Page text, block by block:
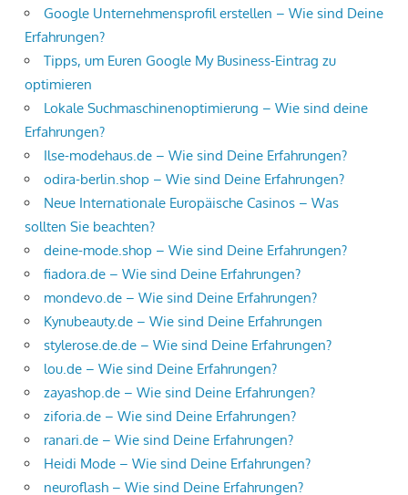
Google Unternehmensprofil erstellen – Wie sind Deine
Erfahrungen?
Tipps, um Euren Google My Business-Eintrag zu
optimieren
Lokale Suchmaschinenoptimierung – Wie sind deine
Erfahrungen?
Ilse-modehaus.de – Wie sind Deine Erfahrungen?
odira-berlin.shop – Wie sind Deine Erfahrungen?
Neue Internationale Europäische Casinos – Was
sollten Sie beachten?
deine-mode.shop – Wie sind Deine Erfahrungen?
fiadora.de – Wie sind Deine Erfahrungen?
mondevo.de – Wie sind Deine Erfahrungen?
Kynubeauty.de – Wie sind Deine Erfahrungen
stylerose.de.de – Wie sind Deine Erfahrungen?
lou.de – Wie sind Deine Erfahrungen?
zayashop.de – Wie sind Deine Erfahrungen?
ziforia.de – Wie sind Deine Erfahrungen?
ranari.de – Wie sind Deine Erfahrungen?
Heidi Mode – Wie sind Deine Erfahrungen?
neuroflash – Wie sind Deine Erfahrungen?